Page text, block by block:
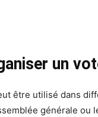
un
être utilisé dans
générale ou